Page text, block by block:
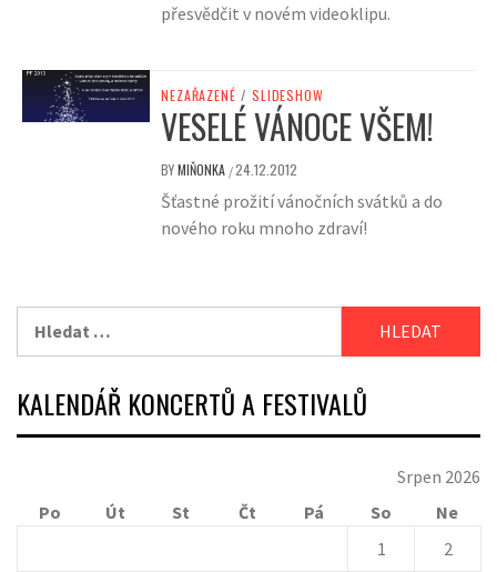
přesvědčit v novém videoklipu.
NEZAŘAZENÉ / SLIDESHOW
VESELÉ VÁNOCE VŠEM!
BYMIŇONKA /24.12.2012
Šťastné prožití vánočních svátků a do
nového roku mnoho zdraví!
KALENDÁŘ KONCERTŮ A FESTIVALŮ
Srpen 2026
Po
Út St Čt Pá So
Ne
1
2